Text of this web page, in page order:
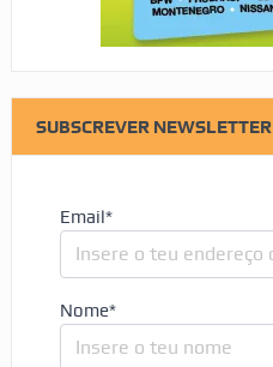
SUBSCREVER NEWSLETTER
Email*
Nome*